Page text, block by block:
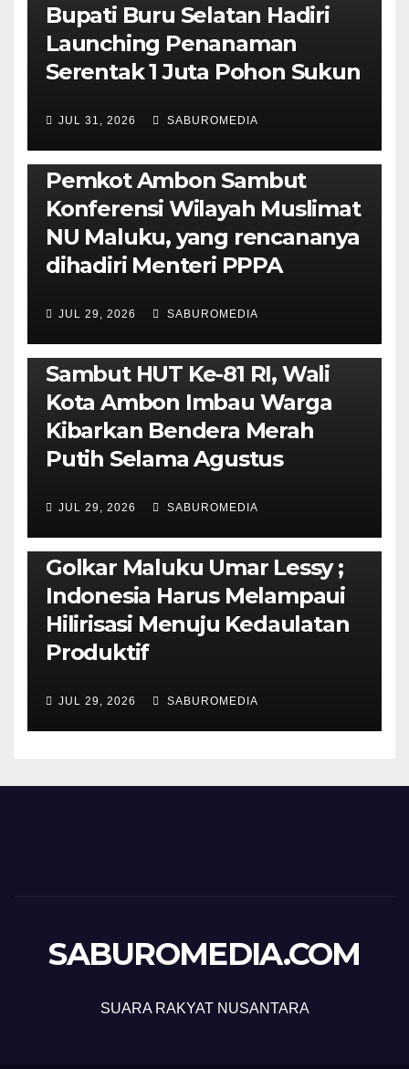
Bupati Buru Selatan Hadiri
Launching Penanaman
Serentak 1 Juta Pohon Sukun
JUL 31, 2026 SABUROMEDIA
AMBON METRO JURNALISME AKTIVIS
POLITIK & PEMERINTAHAN
Pemkot Ambon Sambut
Konferensi Wilayah Muslimat
NU Maluku, yang rencananya
dihadiri Menteri PPPA
JUL 29, 2026 SABUROMEDIA
AMBON METRO POLITIK & PEMERINTAHAN
Sambut HUT Ke-81 RI, Wali
Kota Ambon Imbau Warga
Kibarkan Bendera Merah
Putih Selama Agustus
JUL 29, 2026 SABUROMEDIA
PENDIDIKAN & OLAHRAGA THE MOLUCCAS
Isi Materi LK-III HMI, Ketua
Golkar Maluku Umar Lessy ;
Indonesia Harus Melampaui
Hilirisasi Menuju Kedaulatan
Produktif
JUL 29, 2026 SABUROMEDIA
SABUROMEDIA.COM
SUARA RAKYAT NUSANTARA